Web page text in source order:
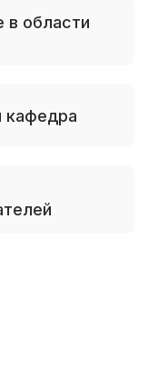
в области
кафедра